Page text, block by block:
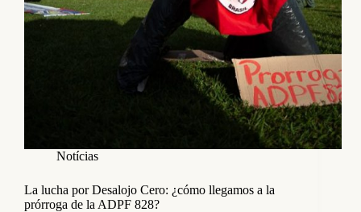
Notícias
La lucha por Desalojo Cero: ¿cómo llegamos a la
prórroga de la ADPF 828?